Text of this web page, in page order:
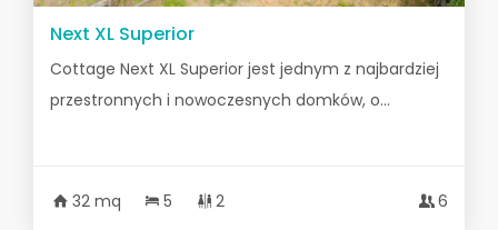
Next XL Superior
Cottage Next XL Superior jest jednym z najbardziej
przestronnych i nowoczesnych domków, o...
32 mq 5 2 6